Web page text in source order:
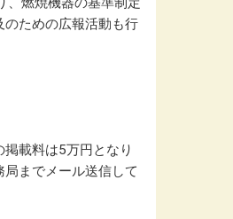
のための広報活動も行
載料は5万円となり
までメール送信して